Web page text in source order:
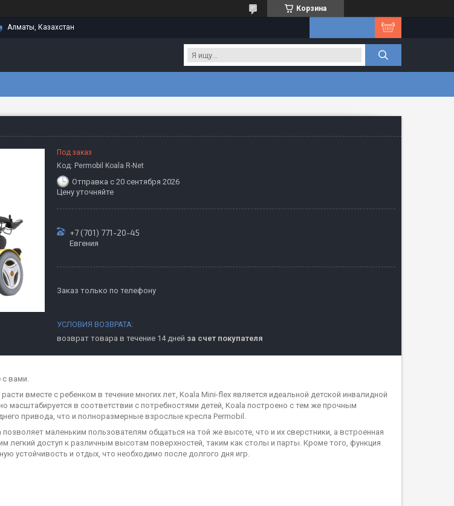
Корзина
Алматы, Казахстан
Под заказ
Код: Permobil Koala R-Net
Отправка с 20 сентября 2026
Цену уточняйте
+7 (701) 771-20-45
Евгения
Заказ только по телефону
возврат товара в течение 14 дней за счет покупателя
с вами.
вместе с ребенком в течение многих лет, Koala Mini-flex является идеальной детской инвалидной
масштабируется в соответствии с потребностями детей, Koala построено с тем же прочным
привода, что и полноразмерные взрослые кресла Permobil.
маленьким пользователям общаться на той же высоте, что и их сверстники, а встроенная
легкий доступ к различным высотам поверхностей, таким как столы и парты. Кроме того, функция
устойчивость и отдых, что необходимо после долгого дня игр.